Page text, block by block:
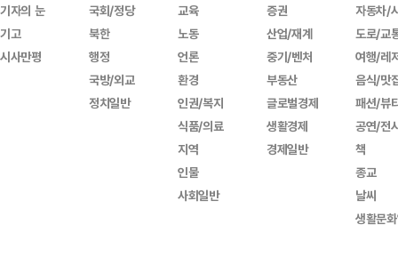
기자의 눈
기고
시사만평
국회/정당
북한
행정
국방/외교
정치일반
교육
노동
언론
환경
인권/복지
식품/의료
지역
인물
사회일반
증권
산업/재계
중기/벤처
부동산
글로벌경제
생활경제
경제일반
자동차/
도로/교
여행/레
음식/맛
패션/뷰
공연/전
책
종교
날씨
생활문